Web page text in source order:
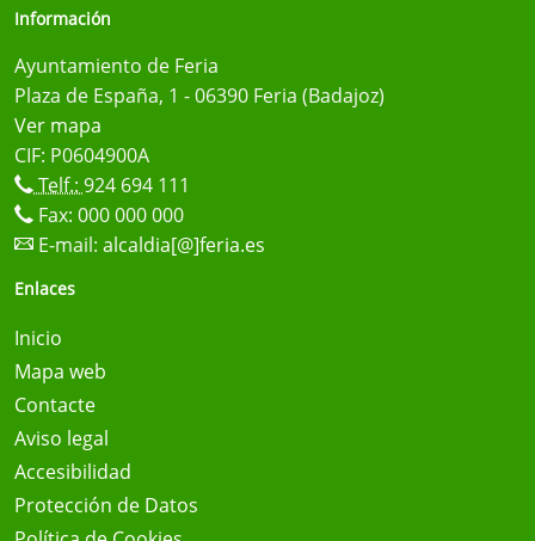
Información
Ayuntamiento de Feria
Plaza de España, 1 - 06390 Feria (Badajoz)
Ver mapa
CIF: P0604900A
Telf.: 924 694 111
Fax: 000 000 000
E-mail: alcaldia[@]feria.es
Enlaces
Inicio
Mapa web
Contacte
Aviso legal
Accesibilidad
Protección de Datos